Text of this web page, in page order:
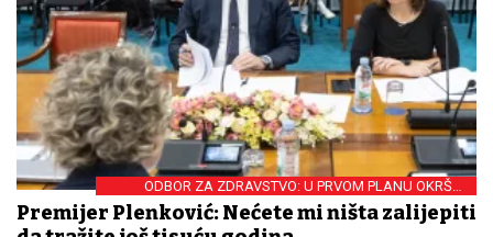
ODBOR ZA ZDRAVSTVO: U PRVOM PLANU OKRŠAJ
PREMIJERA I OPORBE
Premijer Plenković: Nećete mi ništa zalijepiti